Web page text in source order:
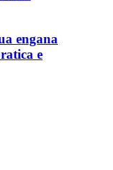
engana
e